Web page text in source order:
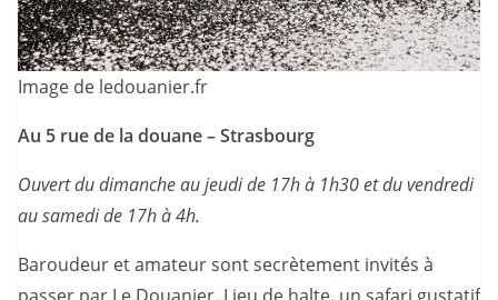
Image de ledouanier.fr
Au 5 rue de la douane– Strasbourg
Ouvert du dimanche au jeudi de 17h à 1h30 et du vendredi
au samedi de 17h à 4h.
Baroudeur et amateur sont secrètement invités à